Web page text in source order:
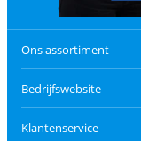
Ons assortiment
Bedrijfswebsite
Klantenservice